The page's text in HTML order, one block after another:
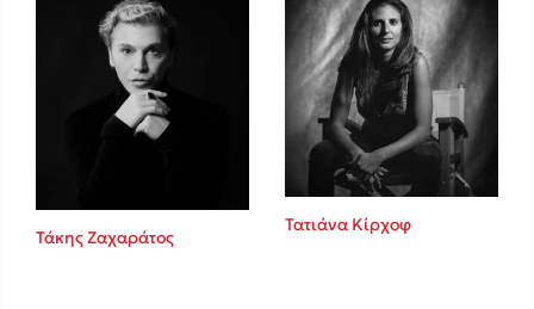
Παύλος Καστανάς
El Sombrero
Στέφανος Ξενάκης
Sebastian Fitzek
Τάκης Ζαχαράτος
Τατιάνα Κίρχοφ